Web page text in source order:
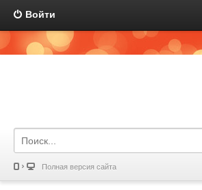
Войти
Полная версия сайта